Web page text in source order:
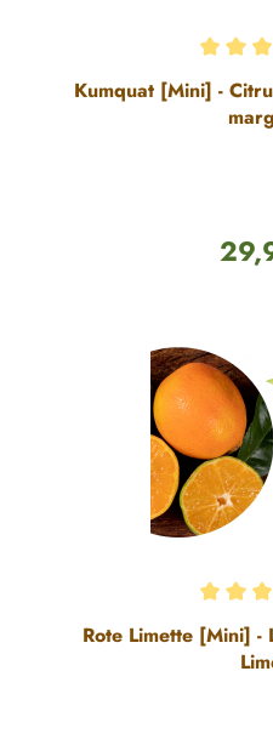
Durchschnittliche
Kumquat [Mini] -
Durchschnittliche
Rote Limette [Mini] -